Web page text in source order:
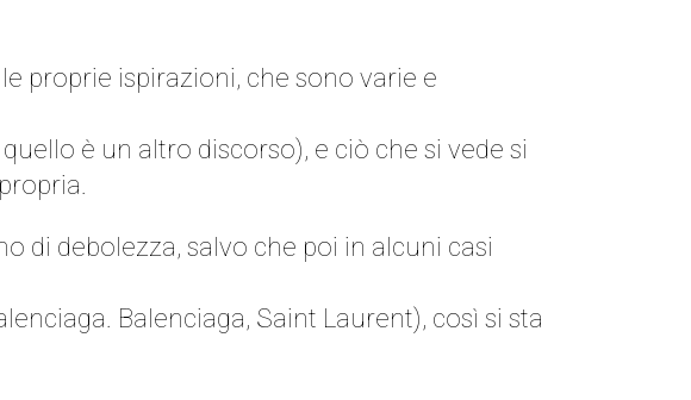
proprie ispirazioni, che sono varie e
è un altro discorso), e ciò che si vede si
di debolezza, salvo che poi in alcuni casi
Balenciaga, Saint Laurent), così si sta